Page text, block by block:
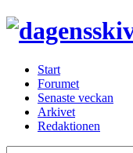
Start
Forumet
Senaste veckan
Arkivet
Redaktionen